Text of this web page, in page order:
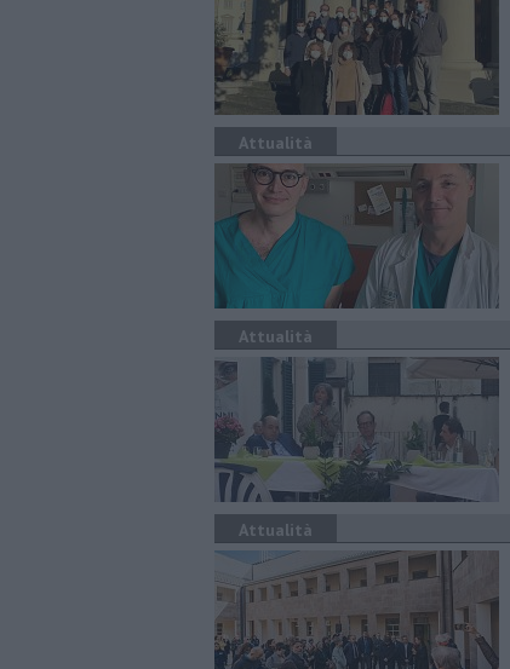
Attualità
Attualità
Attualità